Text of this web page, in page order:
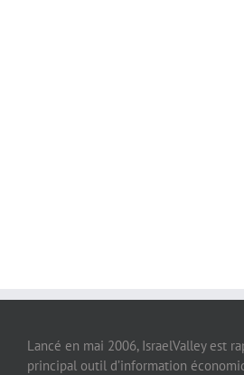
Lancé en mai 2006, IsraelValley est
principal outil d’information